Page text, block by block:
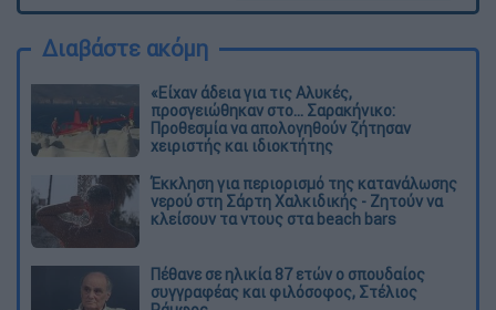
Διαβάστε ακόμη
«Είχαν άδεια για τις Αλυκές,
προσγειώθηκαν στο... Σαρακήνικο:
Προθεσμία να απολογηθούν ζήτησαν
χειριστής και ιδιοκτήτης
Έκκληση για περιορισμό της κατανάλωσης
νερού στη Σάρτη Χαλκιδικής - Ζητούν να
κλείσουν τα ντους στα beach bars
Πέθανε σε ηλικία 87 ετών ο σπουδαίος
συγγραφέας και φιλόσοφος, Στέλιος